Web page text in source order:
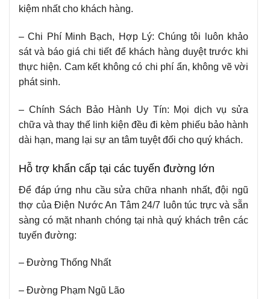
kiệm nhất cho khách hàng.
– Chi Phí Minh Bạch, Hợp Lý: Chúng tôi luôn khảo
sát và báo giá chi tiết để khách hàng duyệt trước khi
thực hiện. Cam kết không có chi phí ẩn, không vẽ vời
phát sinh.
– Chính Sách Bảo Hành Uy Tín: Mọi dịch vụ sửa
chữa và thay thế linh kiện đều đi kèm phiếu bảo hành
dài hạn, mang lại sự an tâm tuyệt đối cho quý khách.
Hỗ trợ khẩn cấp tại các tuyến đường lớn
Để đáp ứng nhu cầu sửa chữa nhanh nhất, đội ngũ
thợ của Điện Nước An Tâm 24/7 luôn túc trực và sẵn
sàng có mặt nhanh chóng tại nhà quý khách trên các
tuyến đường:
– Đường Thống Nhất
– Đường Phạm Ngũ Lão